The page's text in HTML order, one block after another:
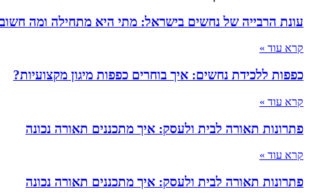
עונת הרבייה של נחשים בישראל: מתי היא מתחילה ומה
קרא עוד »
כפפות ללכידת נחשים: איך בוחרים כפפות מיגון מקצועיות?
קרא עוד »
פתרונות תאורה לבית ולעסק: איך מתכננים תאורה נכונה
קרא עוד »
פתרונות תאורה לבית ולעסק: איך מתכננים תאורה נכונה